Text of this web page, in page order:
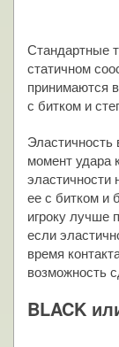
Стандартные
статичном
принимаются
с битком и
момент удара
эластичности
ее с битком и
игроку лучше
если
время
возможность
BLACK